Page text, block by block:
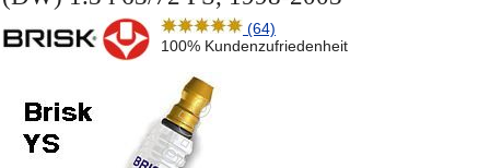
(64)
100% Kundenzufriedenheit